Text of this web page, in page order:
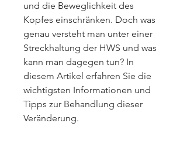
und die Beweglichkeit des
Kopfes einschränken. Doch was
genau versteht man unter einer
Streckhaltung der HWS und was
kann man dagegen tun? In
diesem Artikel erfahren Sie die
wichtigsten Informationen und
Tipps zur Behandlung dieser
Veränderung.